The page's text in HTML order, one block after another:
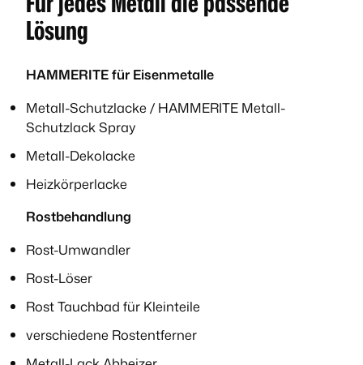
Lösung
HAMMERITE für Eisenmetalle
Metall-Schutzlacke / HAMMERITE Metall-
Schutzlack Spray
Metall-Dekolacke
Heizkörperlacke
Rostbehandlung
Rost-Umwandler
Rost-Löser
Rost Tauchbad für Kleinteile
verschiedene Rostentferner